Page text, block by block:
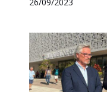
26/09/2023